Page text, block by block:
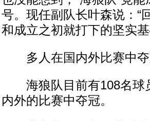
号。现任副队长叶森说：“
和成立之初就打下的坚实
多人在国内外比赛中
海狼队目前有108名球
内外的比赛中夺冠。